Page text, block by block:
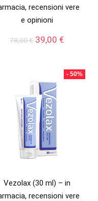
recensioni vere
e opinioni
78,00€ Il
78,00 €.
39,00 €Il
è:
39,00 €.
- 50%
Vezolax (30 ml) – in
recensioni vere